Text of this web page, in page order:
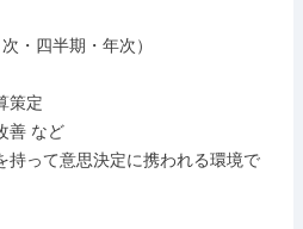
・四半期・年次）
策定
善 など
って意思決定に携われる環境で